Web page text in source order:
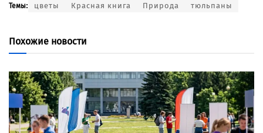
Темы: цветы Красная книга Природа тюльпаны
Похожие новости